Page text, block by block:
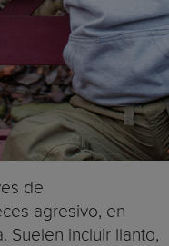
de
agresivo, en
Suelen incluir llanto,